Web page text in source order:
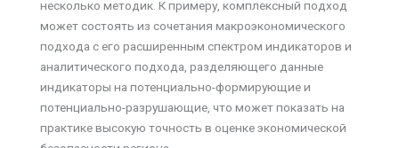
несколько методик. К примеру, комплексный подход
может состоять из сочетания макроэкономического
подхода с его расширенным спектром индикаторов и
аналитического подхода, разделяющего данные
индикаторы на потенциально-формирующие и
потенциально-разрушающие, что может показать на
практике высокую точность в оценке экономической